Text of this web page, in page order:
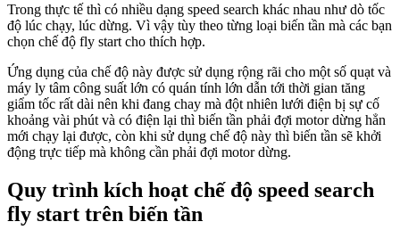
Trong thực tế thì có nhiều dạng speed search khác nhau như dò tốc
độ lúc chạy, lúc dừng. Vì vậy tùy theo từng loại biến tần mà các bạn
chọn chế độ fly start cho thích hợp.
Ứng dụng của chế độ này được sử dụng rộng rãi cho một số quạt và
máy ly tâm công suất lớn có quán tính lớn dẫn tới thời gian tăng
giẩm tốc rất dài nên khi đang chay mà đột nhiên lưới điện bị sự cố
khoảng vài phút và có điện lại thì biến tần phải đợi motor dừng hẳn
mới chạy lại được, còn khi sử dụng chế độ này thì biến tần sẽ khởi
động trực tiếp mà không cần phải đợi motor dừng.
Quy trình kích hoạt chế độ speed search
fly start trên biến tần